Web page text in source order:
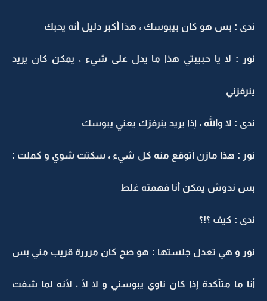
ندى : بس هو كان بيبوسك ، هذا أكبر دليل أنه يحبك
نور : لا يا حبيبتي هذا ما يدل على شيء ، يمكن كان يريد
ينرفزني
ندى : لا والله ، إذا يريد ينرفزك يعني يبوسك
نور : هذا مازن أتوقع منه كل شيء ، سكتت شوي و كملت :
بس ندوش يمكن أنا فهمته غلط
ندى : كيف ؟!؟
نور و هي تعدل جلستها : هو صح كان مرررة قريب مني بس
أنا ما متأكدة إذا كان ناوي يبوسني و لا لأ ، لأنه لما شفت